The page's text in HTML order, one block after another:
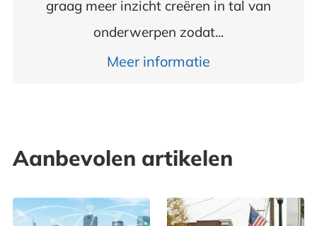
graag meer inzicht creëren in tal van
onderwerpen zodat...
Meer informatie
Aanbevolen artikelen